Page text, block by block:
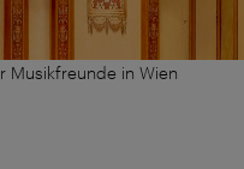
in Wien